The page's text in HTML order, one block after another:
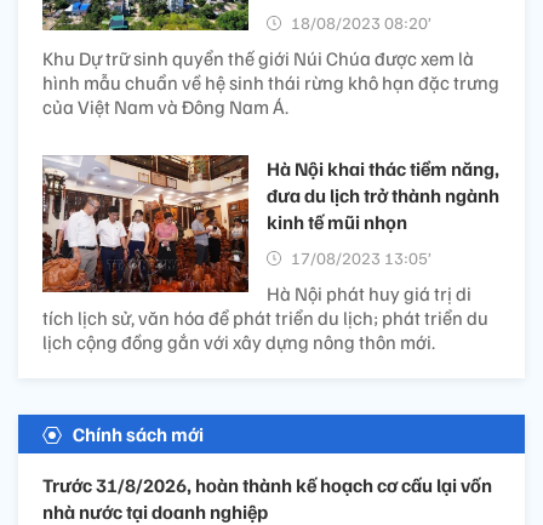
18/08/2023 08:20’
Khu Dự trữ sinh quyển thế giới Núi Chúa được xem là
hình mẫu chuẩn về hệ sinh thái rừng khô hạn đặc trưng
của Việt Nam và Đông Nam Á.
Hà Nội khai thác tiềm năng,
đưa du lịch trở thành ngành
kinh tế mũi nhọn
17/08/2023 13:05’
Hà Nội phát huy giá trị di
tích lịch sử, văn hóa để phát triển du lịch; phát triển du
lịch cộng đồng gắn với xây dựng nông thôn mới.
Chính sách mới
Trước 31/8/2026, hoàn thành kế hoạch cơ cấu lại vốn
nhà nước tại doanh nghiệp